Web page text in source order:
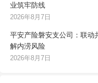
业筑牢防线
2026年8月7日
平安产险磐安支公司：联动
解内涝风险
2026年8月7日